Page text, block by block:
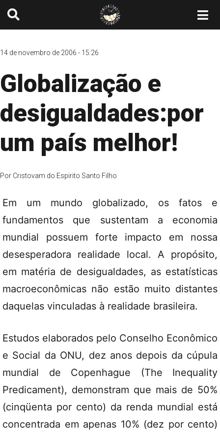
14 de novembro de 2006 - 15:26
Globalização e
desigualdades:por
um país melhor!
Por Cristovam do Espirito Santo Filho
Em um mundo globalizado, os fatos e
fundamentos que sustentam a economia
mundial possuem forte impacto em nossa
desesperadora realidade local. A propósito,
em matéria de desigualdades, as estatísticas
macroeconômicas não estão muito distantes
daquelas vinculadas à realidade brasileira.
Estudos elaborados pelo Conselho Econômico
e Social da ONU, dez anos depois da cúpula
mundial de Copenhague (The Inequality
Predicament), demonstram que mais de 50%
(cinqüenta por cento) da renda mundial está
concentrada em apenas 10% (dez por cento)